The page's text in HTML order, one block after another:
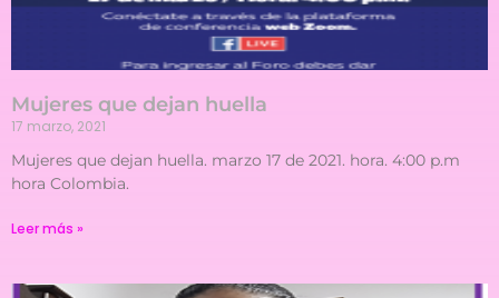
Mujeres que dejan huella
17 marzo, 2021
Mujeres que dejan huella. marzo 17 de 2021. hora. 4:00 p.m
hora Colombia.
Leer más »